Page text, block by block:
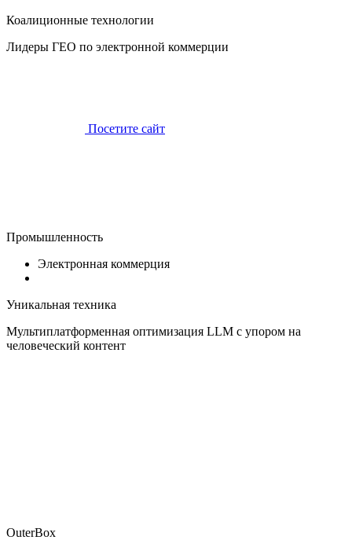
Коалиционные технологии
Лидеры ГЕО по электронной коммерции
Посетите сайт
Промышленность
Электронная коммерция
Уникальная техника
Мультиплатформенная оптимизация LLM с упором на
человеческий контент
OuterBox